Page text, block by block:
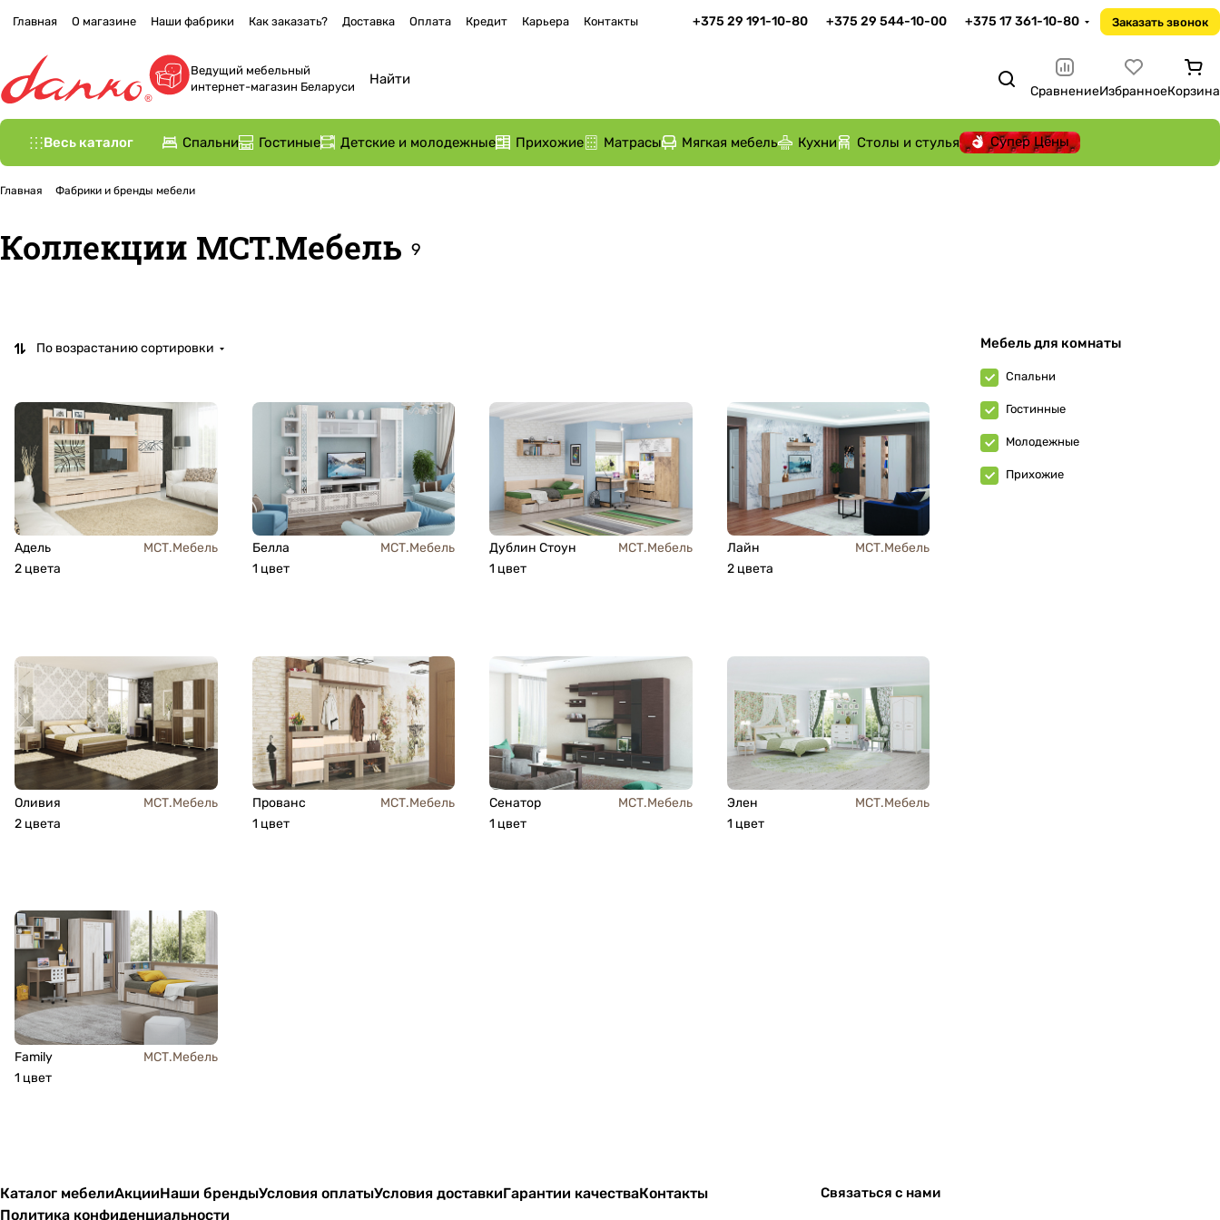
Главная О магазине Наши фабрики Как заказать? Доставка Оплата Кредит Карьера Контакты +375 29 191-10-80 +375 29 544-10-00 +375 17 361-10-80 Заказать звонок
Ведущий мебельный
интернет-магазин Беларуси
СравнениеИзбранноеКорзина
Весь каталог Спальни Гостиные Детские и молодежные Прихожие Матрасы Мягкая мебель Кухни Столы и стулья Супер Цены
Главная Фабрики и бренды мебели
Коллекции МСТ.Мебель 9
По возрастанию сортировки
Адель
МСТ.Мебель
2 цвета
Белла
МСТ.Мебель
1 цвет
Дублин Стоун
МСТ.Мебель
1 цвет
Лайн
МСТ.Мебель
2 цвета
Оливия
МСТ.Мебель
2 цвета
Прованс
МСТ.Мебель
1 цвет
Сенатор
МСТ.Мебель
1 цвет
Элен
МСТ.Мебель
1 цвет
Family
МСТ.Мебель
1 цвет
Мебель для комнаты
Спальни
Гостинные
Молодежные
Прихожие
Каталог мебелиАкцииНаши брендыУсловия оплатыУсловия доставкиГарантии качестваКонтакты
Политика конфиденциальности
Связаться с нами